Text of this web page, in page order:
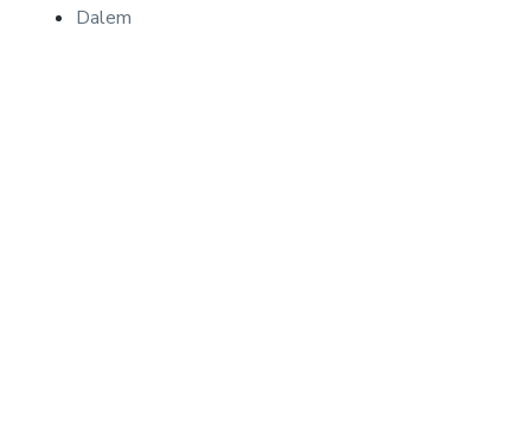
Dalem